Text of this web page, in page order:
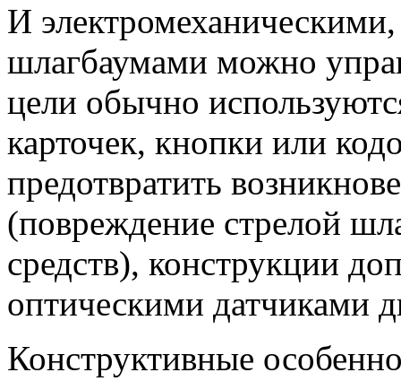
И
шлагбаумами можно
цели обычно
карточек, кнопки или
предотвратить
(повреждение стрелой
средств), конструкции
оптическими датчиками
Конструктивные